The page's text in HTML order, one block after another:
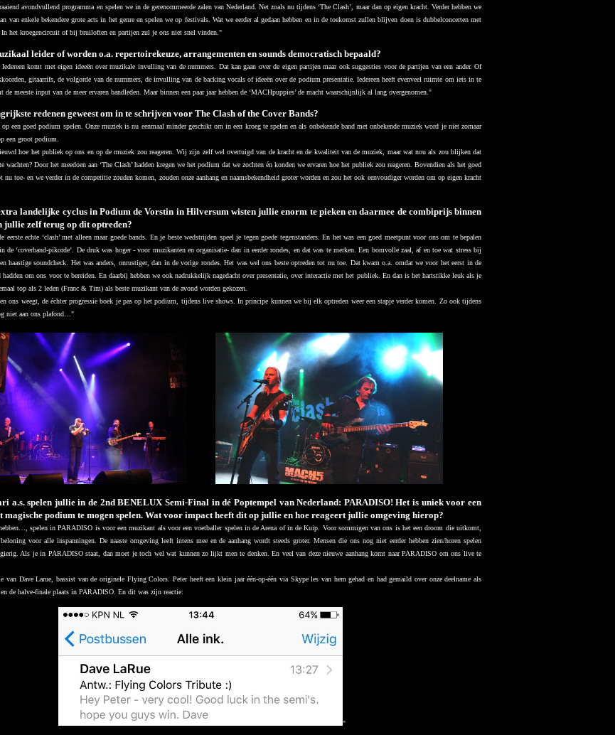
avondvullend programma en spelen we in de gerenommeerde zalen van Nederland. Net zoals nu tijdens ‘The Clash’, maar dan op eigen kracht. Verder hebben we
van enkele bekendere grote acts in het genre en spelen we op festivals. Wat we eerder al gedaan hebben en in de toekomst zullen blijven doen is dubbelconcerten met
In het kroegencircuit of bij bruiloften en partijen zul je ons niet snel vinden."
leider of worden o.a. repertoirekeuze, arrangementen en sounds democratisch bepaald?
komt met eigen ideeën over muzikale invulling van de nummers. Dat kan gaan over de eigen partijen maar ook suggesties voor de partijen van een ander. Of
gitaarrifs, de volgorde van de nummers, de invulling van de backing vocals of ideeën over de podium presentatie. Iedereen heeft evenveel ruimte om iets in te
meeste input van de meer ervaren bandleden. Maar binnen een paar jaar hebben de ‘MACHpuppies’ de macht waarschijnlijk al lang overgenomen. "
redenen geweest om in te schrijven voor The Clash of the Cover Bands?
op een goed podium spelen. Onze muziek is nu eenmaal minder geschikt om in een kroeg te spelen en als onbekende band met onbekende muziek word je niet zomaar
een groot podium.
hoe het publiek op ons en op de muziek zou reageren. Wij zijn zelf wel overtuigd van de kracht en de kwaliteit van de muziek, maar wat nou als zou blijken dat
Door het meedoen aan ‘The Clash’ hadden kregen we het podium dat we zochten én konden we ervaren hoe het publiek zou reageren. Bovendien als het goed
nu toe- en we verder in de competitie zouden komen, zouden onze aanhang en naamsbekendheid groter worden en zou het ook eenvoudiger worden om op eigen kracht
landelijke cyclus in Podium de Vorstin in Hilversum wisten jullie enorm te pieken en daarmee de combiprijs binnen
jullie zelf terug op dit optreden?
eerste echte ‘clash’ met alleen maar goede bands. En je beste wedstrijden speel je tegen goede tegenstanders. En het was een goed meetpunt voor ons om te bepalen
de ‘coverband-pikorde’. De druk was hoger - voor muzikanten en organisatie- dan in eerder rondes, en dat was te merken. Een bomvolle zaal, af en toe wat stress bij
haastige soundcheck. Het was anders, onrustiger, dan in de vorige rondes. Het was wel ons beste optreden tot nu toe. Dat kwam o.a. omdat we voor het eerst in de
om ons voor te bereiden. En daarbij hebben we ook nadrukkelijk nagedacht over presentatie, over interactie met het publiek. En dan is het hartstikke leuk als je
top als 2 leden (Franc & Tim) als beste muzikant van de avond worden gekozen.
ons weegt, de échter progressie boek je pas op het podium, tijdens live shows. In principe kunnen we bij elk optreden weer een stapje verder komen. Zo ook tijdens
niet aan ons plafond… "
a.s. spelen jullie in de 2nd BENELUX Semi-Final in dé Poptempel van Nederland: PARADISO! Het is uniek voor een
magische podium te mogen spelen. Wat voor impact heeft dit op jullie en hoe reageert jullie omgeving hierop?
spelen in PARADISO is voor een muzikant als voor een voetballer spelen in de Arena of in de Kuip. Voor sommigen van ons is het een droom die uitkomt,
voor alle inspanningen. De naaste omgeving leeft intens mee en de aanhang wordt steeds groter. Mensen die ons nog niet eerder hebben zien/horen spelen
Als je in PARADISO staat, dan moet je toch wel wat kunnen zo lijkt men te denken. En veel van deze nieuwe aanhang komt naar PARADISO om ons live te
van Dave Larue, bassist van de originele Flying Colors. Peter heeft een klein jaar één-op-één via Skype les van hem gehad en had gemaild over onze deelname als
en de halve-finale plaats in PARADISO. En dit was zijn reactie:
"